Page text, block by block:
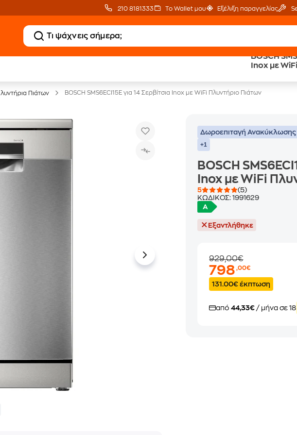
210 8181333 Το Wallet μου Εξέλιξη παραγγελίας
BOSCH
Inox με
Public
Πιάτων BOSCH SMS6ECI15E για 14 Σερβίτσια Inox με WiFi Πλυντήριο Πιάτων
Δωροεπιταγή
+1
BOSCH
Inox με WiFi
5
(5)
ΚΩΔΙΚΟΣ:1991629
Εξαντλήθηκε
929,00€
798,00€
131.00€ έκπτωση
από44,33€ / μήνα σε 18